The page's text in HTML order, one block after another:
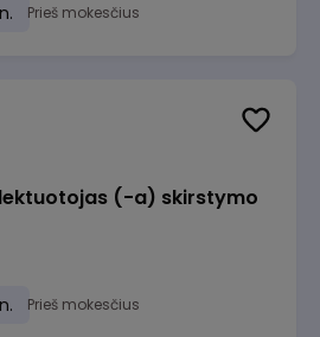
Prieš mokesčius
(-a) skirstymo
Prieš mokesčius